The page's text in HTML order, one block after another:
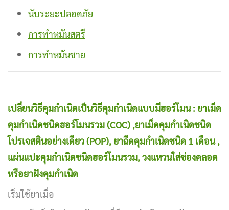
นับระยะปลอดภัย
การทำหมันสตรี
การทำหมันชาย
เปลี่ยนวิธีคุมกำเนิดเป็นวิธีคุมกำเนิดแบบมีฮอร์โมน : ยาเม็ด
คุมกำเนิดชนิดฮอร์โมนรวม (COC) ,ยาเม็ดคุมกำเนิดชนิด
โปรเจสตินอย่างเดียว (POP), ยาฉีดคุมกำเนิดชนิด 1 เดือน ,
แผ่นแปะคุมกำเนิดชนิดฮอร์โมนรวม, วงแหวนใส่ซ่องคลอด
หรือยาฝังคุมกำเนิด
เริ่มใช้ยาเมื่อ